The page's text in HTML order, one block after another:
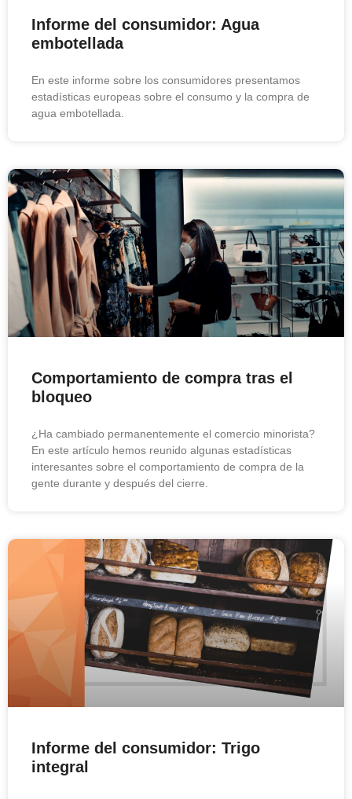
Informe del consumidor: Agua
embotellada
En este informe sobre los consumidores presentamos
estadísticas europeas sobre el consumo y la compra de
agua embotellada.
Comportamiento de compra tras el
bloqueo
¿Ha cambiado permanentemente el comercio minorista?
En este artículo hemos reunido algunas estadísticas
interesantes sobre el comportamiento de compra de la
gente durante y después del cierre.
Informe del consumidor: Trigo
integral